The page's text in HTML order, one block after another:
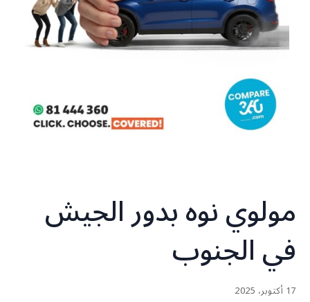
مولوي نوه بدور الجيش
في الجنوب
17 أكتوبر، 2025